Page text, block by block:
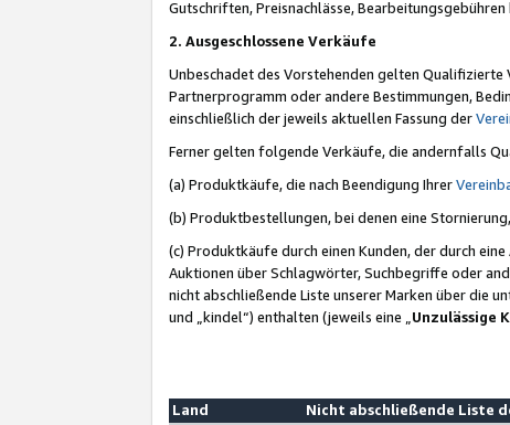
Gutschriften, Preisnachlässe,
2. Ausgeschlossene Verkäufe
Unbeschadet des Vorstehenden gelten
Partnerprogramm oder andere Bestimmungen,
einschließlich der jeweils aktuellen Fassung der
Ferner gelten folgende Verkäufe, die andernfalls
(a) Produktkäufe, die nach Beendigung Ihrer
(b) Produktbestellungen, bei denen eine
(c) Produktkäufe durch einen Kunden, der durch
Auktionen über Schlagwörter, Suchbegriffe oder
nicht abschließende Liste unserer Marken über die
und „kindel“) enthalten (jeweils eine „ Unzulässige
Land
Nicht abschließende Liste